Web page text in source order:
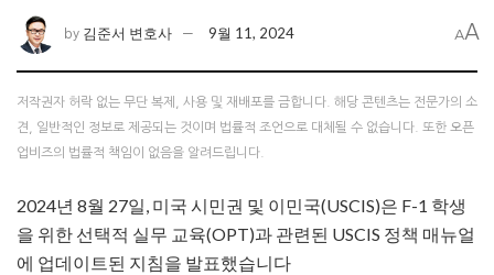
by 김준서 변호사 9월 11, 2024 AA
저작권자 허락 없는 무단 복제, 사용 및 재배포를 금합니다. 해당 콘텐츠는 전문가의 소
견, 일반적인 정보로 제공되는 것이며 법률적 조언으로 대체될 수 없습니다. 또한 오픈
업비즈의 법률적 책임이 없음을 알려드립니다.
2024년 8월 27일, 미국 시민권 및 이민국(USCIS)은 F-1 학생
을 위한 선택적 실무 교육(OPT)과 관련된 USCIS 정책 매뉴얼
에 업데이트된 지침을 발표했습니다